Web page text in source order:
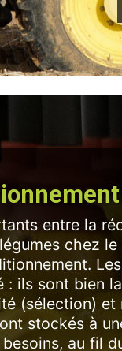
entre la
chez
: ils sont bien
(sélection) et
stockés à
au fil